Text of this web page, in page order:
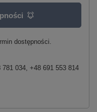
dostępności
034, +48 691 553 814